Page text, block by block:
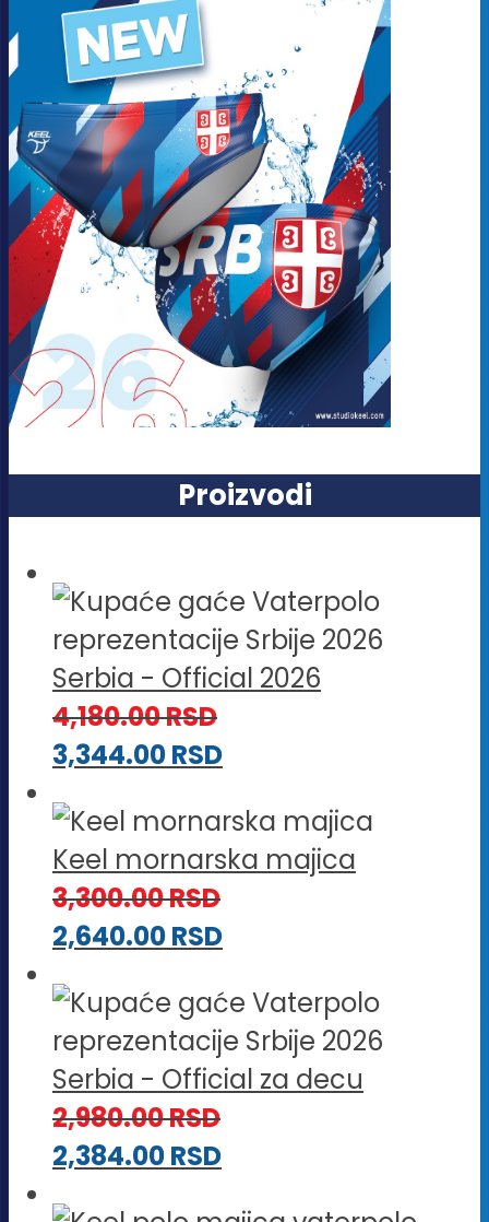
Proizvodi
Serbia - Official 2026
4,180.00RSD
3,344.00RSD
Keel mornarska majica
3,300.00RSD
2,640.00RSD
Serbia - Official za decu
2,980.00RSD
2,384.00RSD